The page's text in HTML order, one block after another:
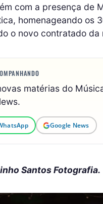
com a presença de
homenageando os
o novo contratado da
matérias do
Google News
Santos Fotografia.